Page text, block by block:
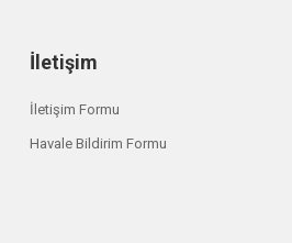
İletişim
İletişim Formu
Havale Bildirim Formu